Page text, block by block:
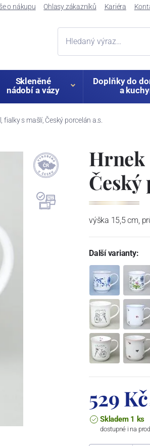
o nákupu Ohlasy zákazníků Kariéra
Skleněné
nádobí a vázy
Doplňky do
a
fialky s mašlí, Český porcelán a.s.
Hrnek
Český
výška 15,5 cm,
Další varianty:
529 Kč
Skladem 1 ks
dostupné i na